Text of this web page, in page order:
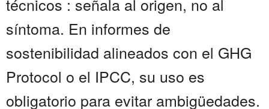
síntoma. En informes de
sostenibilidad alineados con el GHG
Protocol o el IPCC, su uso es
obligatorio para evitar ambigüedades.